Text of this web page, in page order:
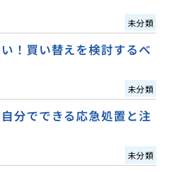
未分類
！買い替えを検討するべ
未分類
分でできる応急処置と注
未分類